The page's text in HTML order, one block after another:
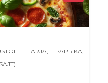
TARJA, PAPRIKA,